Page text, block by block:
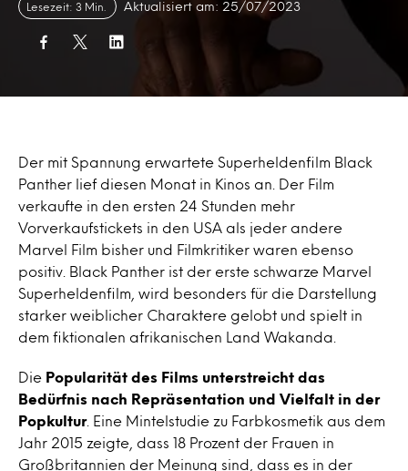
Lesezeit: 3 Min. Aktualisiert am: 25/07/2023
Der mit Spannung erwartete Superheldenfilm Black
Panther lief diesen Monat in Kinos an. Der Film
verkaufte in den ersten 24 Stunden mehr
Vorverkaufstickets in den USA als jeder andere
Marvel Film bisher und Filmkritiker waren ebenso
positiv. Black Panther ist der erste schwarze Marvel
Superheldenfilm, wird besonders für die Darstellung
starker weiblicher Charaktere gelobt und spielt in
dem fiktionalen afrikanischen Land Wakanda.
Die Popularität des Films unterstreicht das
Bedürfnis nach Repräsentation und Vielfalt in der
Popkultur. Eine Mintelstudie zu Farbkosmetik aus dem
Jahr 2015 zeigte, dass 18 Prozent der Frauen in
Großbritannien der Meinung sind, dass es in der